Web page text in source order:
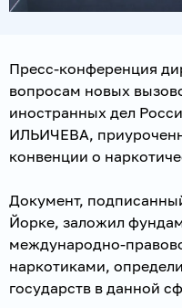
Пресс-конференция
вопросам новых
иностранных дел
ИЛЬИЧЕВА,
конвенции о
Документ,
Йорке, заложил
международно-
наркотиками,
государств в данной